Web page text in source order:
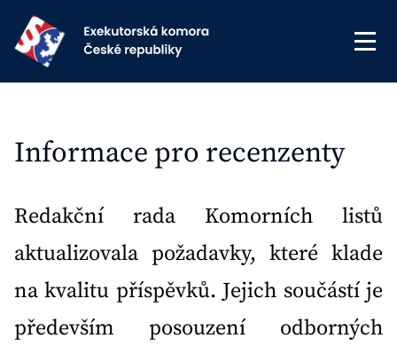
Informace pro recenzenty
Redakční rada Komorních listů
aktualizovala požadavky, které klade
na kvalitu příspěvků. Jejich součástí je
především posouzení odborných